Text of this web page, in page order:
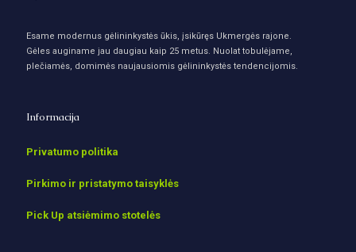
Esame modernus gėlininkystės ūkis, įsikūręs Ukmergės rajone.
Gėles auginame jau daugiau kaip 25 metus. Nuolat tobulėjame,
plečiamės, domimės naujausiomis gėlininkystės tendencijomis.
Informacija
Privatumo politika
Pirkimo ir pristatymo taisyklės
Pick Up atsiėmimo stotelės